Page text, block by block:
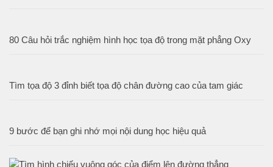
80 Câu hỏi trắc nghiệm hình học tọa độ trong mặt phẳng Oxy
Tìm tọa độ 3 đỉnh biết tọa độ chân đường cao của tam giác
9 bước để bạn ghi nhớ mọi nội dung học hiệu quả